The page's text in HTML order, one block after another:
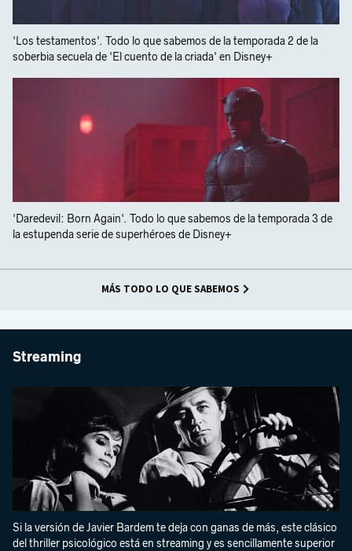
'Los testamentos'. Todo lo que sabemos de la temporada 2 de la
soberbia secuela de 'El cuento de la criada' en Disney+
'Daredevil: Born Again'. Todo lo que sabemos de la temporada 3 de
la estupenda serie de superhéroes de Disney+
MÁS TODO LO QUE SABEMOS
Streaming
Si la versión de Javier Bardem te deja con ganas de más, este clásico
del thriller psicológico está en streaming y es sencillamente superior